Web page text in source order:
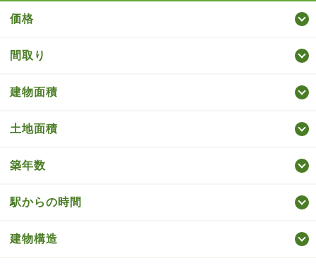
価格
間取り
建物面積
土地面積
築年数
駅からの時間
建物構造